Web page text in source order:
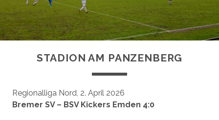
STADION AM PANZENBERG
Regionalliga Nord, 2. April 2026
Bremer SV – BSV Kickers Emden 4:0